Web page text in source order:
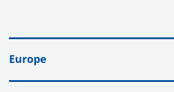
Europe